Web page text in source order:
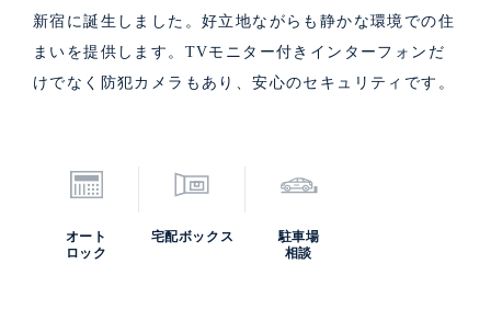
新宿に誕生しました。好立地ながらも静かな環境での住
まいを提供します。TVモニター付きインターフォンだ
けでなく防犯カメラもあり、安心のセキュリティです。
オート
ロック
宅配ボックス
駐車場
相談